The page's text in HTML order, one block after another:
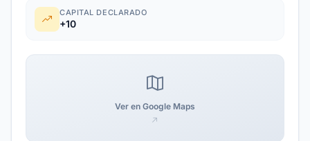
CAPITAL DECLARADO
+10
Ver en Google Maps